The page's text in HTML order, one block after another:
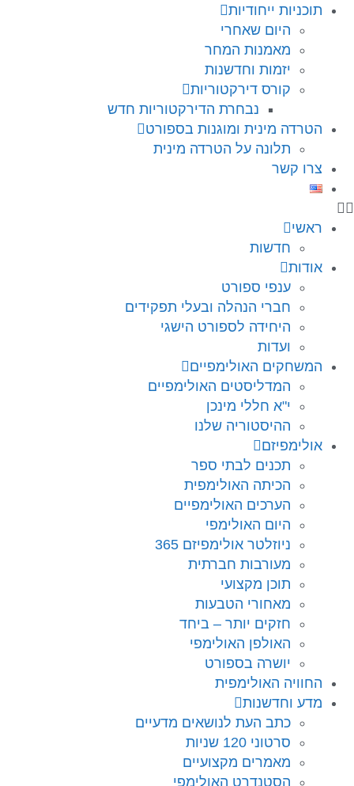
תוכניות ייחודיות
היום שאחרי
מאמנות המחר
יזמות וחדשנות
קורס דירקטוריות
נבחרת הדירקטוריות חדש
הטרדה מינית ומוגנות בספורט
תלונה על הטרדה מינית
צרו קשר
ראשי
חדשות
אודות
ענפי ספורט
חברי הנהלה ובעלי תפקידים
היחידה לספורט הישגי
ועדות
המשחקים האולימפיים
המדליסטים האולימפיים
י"א חללי מינכן
ההיסטוריה שלנו
אולימפיזם
תכנים לבתי ספר
הכיתה האולימפית
הערכים האולימפיים
היום האולימפי
ניוזלטר אולימפיזם 365
מעורבות חברתית
תוכן מקצועי
מאחורי הטבעות
חזקים יותר – ביחד
האולפן האולימפי
יושרה בספורט
החוויה האולימפית
מדע וחדשנות
כתב העת לנושאים מדעיים
סרטוני 120 שניות
מאמרים מקצועיים
הסטנדרט האולימפי